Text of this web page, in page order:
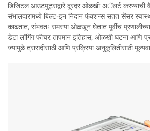
डिजिटल आउटपुट्सद्वारे दूरदर ओळखी अॅलर्ट करण्याची
संभालदारामध्ये बिल्ट-इन निदान फंक्शन्स सतत सेंसर
काढतात, संभवतः समस्या ओळखून घेतात पूर्वीच प्रणालीच्या
डेटा लॉगिंग फीचर तापमान इतिहास, ओळखी घटना आणि
ज्यामुळे त्रासदीसाठी आणि प्रक्रिया अनुकूलितीसाठी